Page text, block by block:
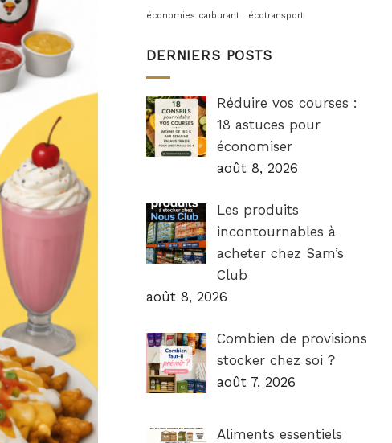
économies carburant écotransport
DERNIERS POSTS
Réduire vos courses :
18 astuces pour
économiser
août 8, 2026
Les produits
incontournables à
acheter chez Sam’s
Club
août 8, 2026
Combien de provisions
stocker chez soi ?
août 7, 2026
Aliments essentiels